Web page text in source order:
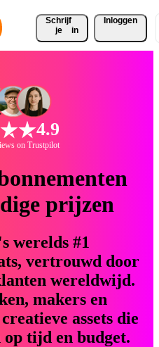
Schrijf
je
in
Inloggen
4.9
on Trustpilot
prijzen
werelds #1
vertrouwd door
wereldwijd.
makers en
assets die
tijd en budget.